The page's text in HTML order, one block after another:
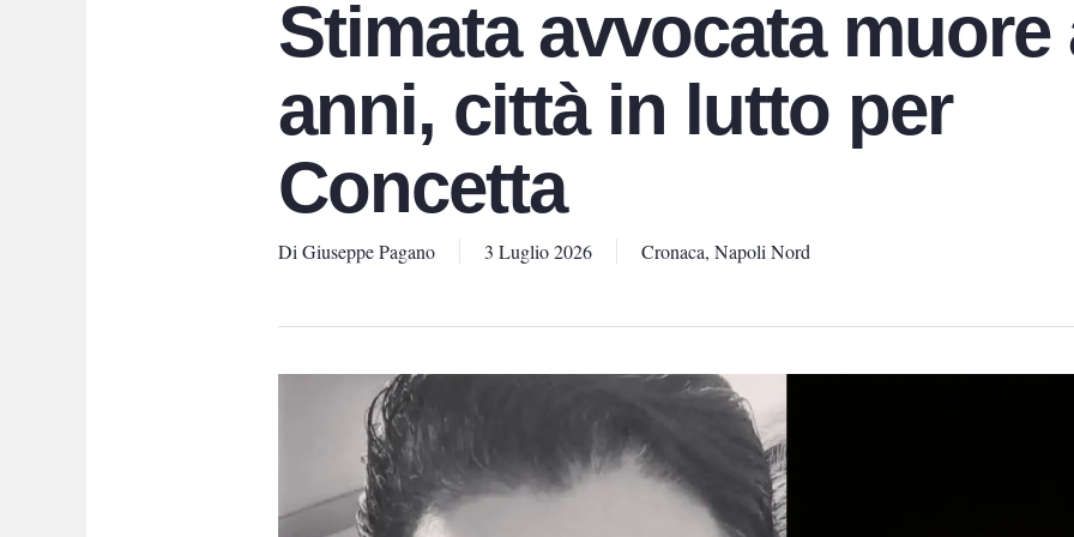
Stimata avvocata muore
anni, città in lutto per
Concetta
Di Giuseppe Pagano 3 Luglio 2026 Cronaca, Napoli Nord